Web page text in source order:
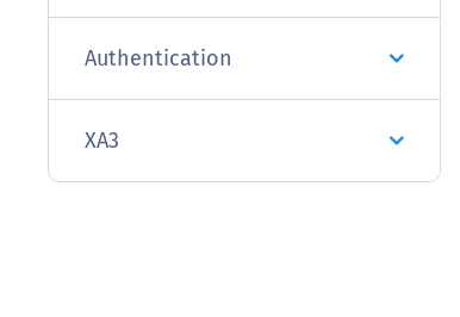
Authentication
XA3